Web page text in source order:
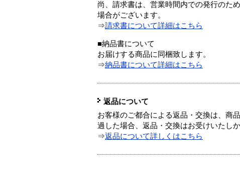
尚、請求書は、営業時間内での発行のた
場合がございます。
⇒請求書について詳細はこちら
■納品書について
お届けする商品に同梱致します。
⇒納品書について詳細はこちら
返品について
お客様のご都合による返品・交換は、商
過した場合、返品・交換はお受けいたしか
⇒返品について詳しくはこちら